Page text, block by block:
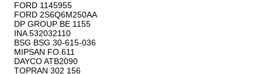
FORD 1145955
FORD 2S6Q6M250AA
DP GROUP BE 1155
INA 532032110
BSG BSG 30-615-036
MIPSAN FO.611
DAYCO ATB2090
TOPRAN 302 156